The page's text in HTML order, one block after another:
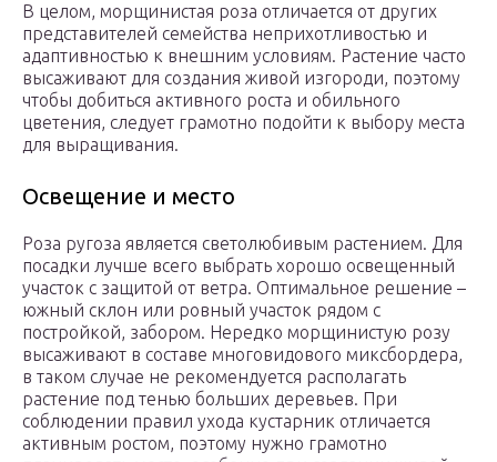
В целом, морщинистая роза отличается от других
представителей семейства неприхотливостью и
адаптивностью к внешним условиям. Растение часто
высаживают для создания живой изгороди, поэтому
чтобы добиться активного роста и обильного
цветения, следует грамотно подойти к выбору места
для выращивания.
Освещение и место
Роза ругоза является светолюбивым растением. Для
посадки лучше всего выбрать хорошо освещенный
участок с защитой от ветра. Оптимальное решение –
южный склон или ровный участок рядом с
постройкой, забором. Нередко морщинистую розу
высаживают в составе многовидового миксбордера,
в таком случае не рекомендуется располагать
растение под тенью больших деревьев. При
соблюдении правил ухода кустарник отличается
активным ростом, поэтому нужно грамотно